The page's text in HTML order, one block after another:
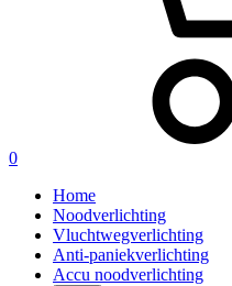
0
Home
Noodverlichting
Vluchtwegverlichting
Anti-paniekverlichting
Accu noodverlichting